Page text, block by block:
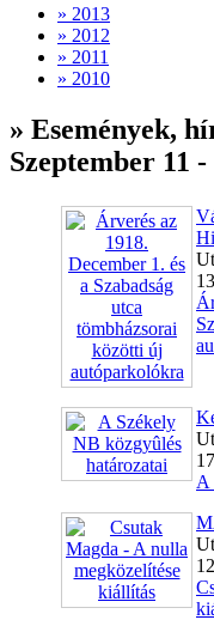
» 2013
» 2012
» 2011
» 2010
» Események,
Szeptember 11
A